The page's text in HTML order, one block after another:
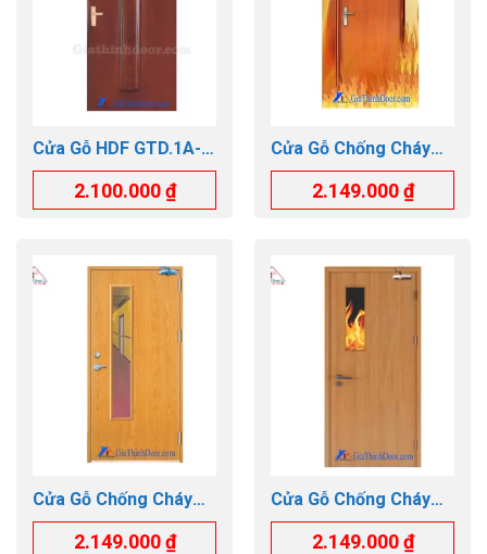
Cửa Gỗ HDF GTD.1A-
C13
2.100.000₫
Cửa Gỗ Chống Cháy
GTD.GCC-P1R3
2.149.000₫
Cửa Gỗ Chống Cháy
GTD.GCC-P1GL
2.149.000₫
Cửa Gỗ Chống Cháy
GTD.GCC-P1G1
2.149.000₫